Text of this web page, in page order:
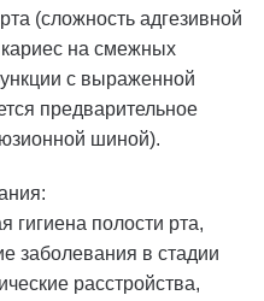
(сложность адгезивной
на смежных
с выраженной
предварительное
шиной).
гигиена полости рта,
заболевания в стадии
расстройства,